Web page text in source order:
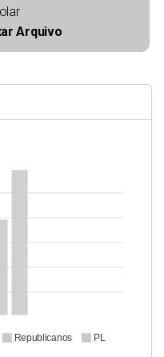
Arquivo
Republicanos PL